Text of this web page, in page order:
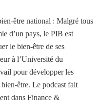
être national : Malgré tous
d’un pays, le PIB est
le bien-être de ses
à l’Université du
pour développer les
être. Le podcast fait
dans Finance &